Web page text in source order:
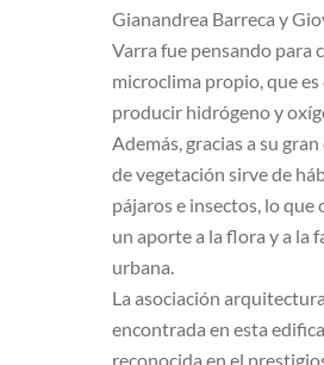
Gianandrea Barreca y
Varra fue pensando para
microclima propio, que es
producir hidrógeno y
Además, gracias a su
de vegetación sirve de
pájaros e insectos, lo que
un aporte a la flora y a la
urbana.
La asociación
encontrada en esta
reconocida en el